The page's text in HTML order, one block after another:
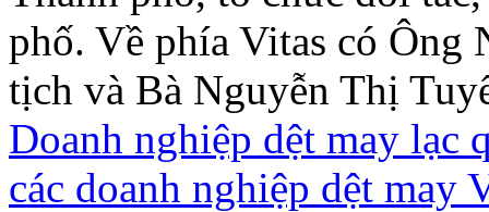
phố. Về phía Vitas có
tịch và Bà Nguyễn Thị
Doanh nghiệp dệt may lạc
các doanh nghiệp dệt may